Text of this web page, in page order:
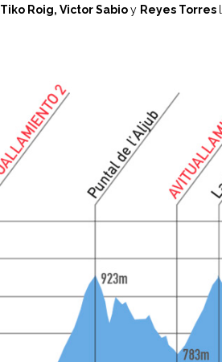
Tiko Roig, Victor Sabioy Reyes Torres